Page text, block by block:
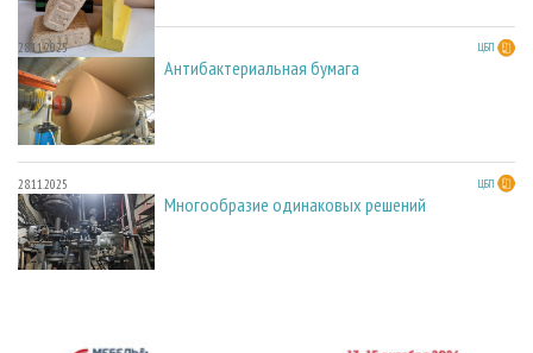
28.11.2025 ЦБП
Антибактериальная бумага
28.11.2025 ЦБП
Многообразие одинаковых решений